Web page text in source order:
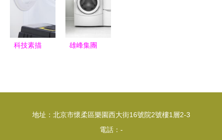
活力
科技素描
標準收費、
雄峰集團
態
地址：北京市懷柔區樂園西大街16號院2號樓1層2-3
電話：-